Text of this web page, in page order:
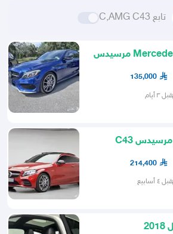
تابع C,AMG C43
2018 Mercedes C43 - 2018 مرسيدس
135,000
قبل ٣ أيام
للاستيراد من كوريا _ مرسيدس C43
214,400
قبل ٤ أسابيع